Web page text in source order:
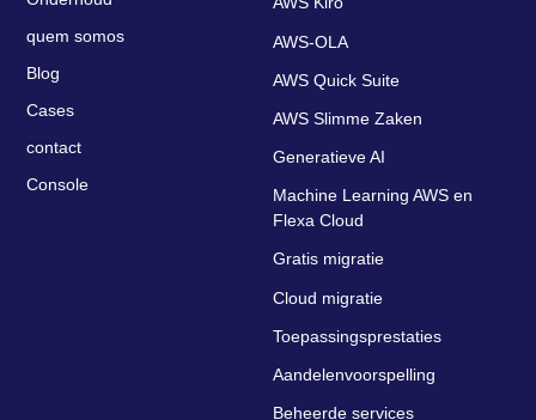
quem somos
Blog
Cases
contact
Console
AWS-OLA
AWS Quick Suite
AWS Slimme Zaken
Generatieve AI
Machine Learning AWS en
Flexa Cloud
Gratis migratie
Cloud migratie
Toepassingsprestaties
Aandelenvoorspelling
Beheerde services